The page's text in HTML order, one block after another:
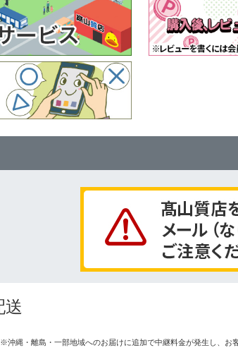
送
※沖縄・離島・一部地域へのお届けに追加で中継料金が発生し、お